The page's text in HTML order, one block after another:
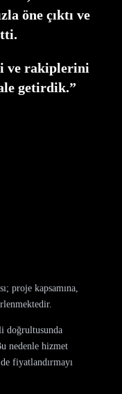
öne çıktı ve
ve rakiplerini
getirdik.”
proje kapsamına,
doğrultusunda
nedenle hizmet
fiyatlandırmayı